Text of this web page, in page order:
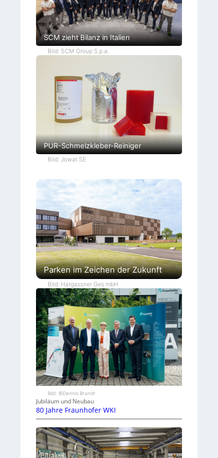
SCM zieht Bilanz in Italien
Bild: SCM Group S.p.a.
PUR-Schmelzkleber-Reiniger
Bild: Jowat SE
Parken im Zeichen der Zukunft
Bild: Hargassner Ges mbH
Bild: ©Dennis Brandt
Jubiläum und Neubau
80 Jahre Fraunhofer WKI